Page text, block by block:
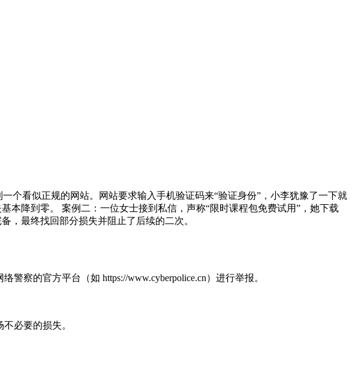
个看似正规的网站。网站要求输入手机验证码来“验证身份”，小李犹豫了一下就
降到零。 案例二：一位女士接到私信，声称“限时课程包免费试用”，她下载
，最终找回部分损失并阻止了后续的二次。
察的官方平台（如 https://www.cyberpolice.cn）进行举报。
必要的损失。